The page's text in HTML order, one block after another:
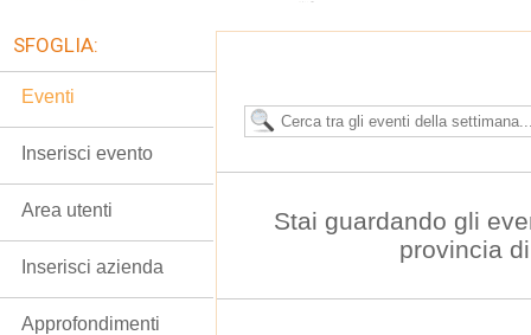
Stai guardando gli
provincia
SFOGLIA:
Eventi
Inserisci evento
Area utenti
Inserisci azienda
Approfondimenti